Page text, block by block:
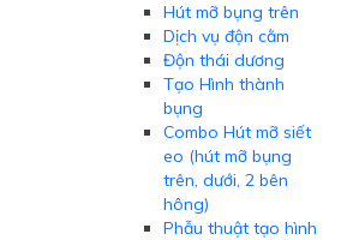
Hút mỡ bụng trên
Dịch vụ độn cằm
Độn thái dương
Tạo Hình thành
bụng
Combo Hút mỡ siết
eo (hút mỡ bụng
trên, dưới, 2 bên
hông)
Phẫu thuật tạo hình